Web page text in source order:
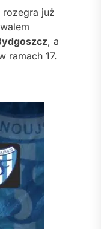
rozegra już
, a
ramach 17.